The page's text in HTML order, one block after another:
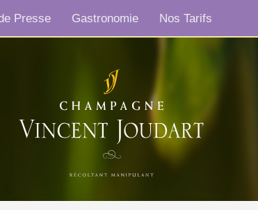
Presse Gastronomie Nos Tarifs